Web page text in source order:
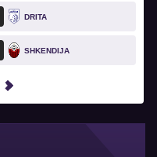
DRITA
SHKENDIJA